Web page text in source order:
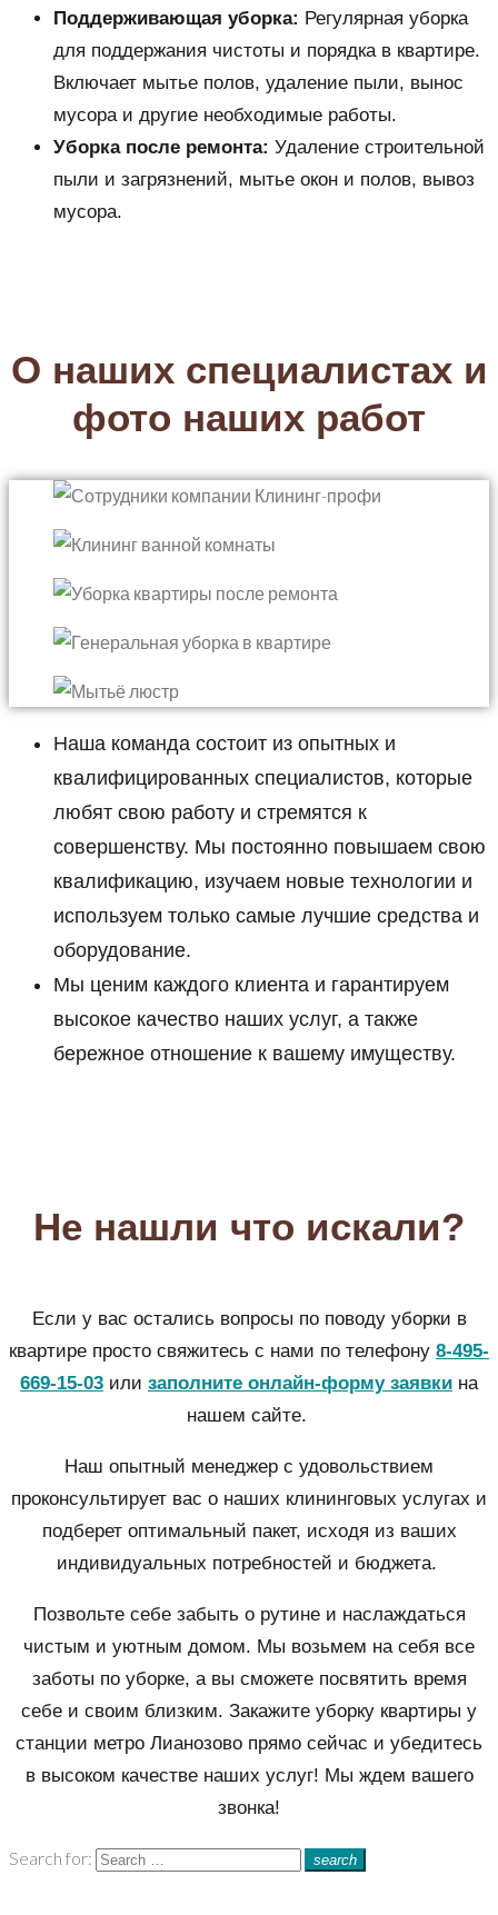
Поддерживающая уборка: Регулярная уборка
для поддержания чистоты и порядка в квартире.
Включает мытье полов, удаление пыли, вынос
мусора и другие необходимые работы.
Уборка после ремонта: Удаление строительной
пыли и загрязнений, мытье окон и полов, вывоз
мусора.
О наших специалистах и
фото наших работ
Наша команда состоит из опытных и
квалифицированных специалистов, которые
любят свою работу и стремятся к
совершенству. Мы постоянно повышаем свою
квалификацию, изучаем новые технологии и
используем только самые лучшие средства и
оборудование.
Мы ценим каждого клиента и гарантируем
высокое качество наших услуг, а также
бережное отношение к вашему имуществу.
Не нашли что искали?
Если у вас остались вопросы по поводу уборки в
квартире просто свяжитесь с нами по телефону 8-495-
669-15-03 или заполните онлайн-форму заявки на
нашем сайте.
Наш опытный менеджер с удовольствием
проконсультирует вас о наших клининговых услугах и
подберет оптимальный пакет, исходя из ваших
индивидуальных потребностей и бюджета.
Позвольте себе забыть о рутине и наслаждаться
чистым и уютным домом. Мы возьмем на себя все
заботы по уборке, а вы сможете посвятить время
себе и своим близким. Закажите уборку квартиры у
станции метро Лианозово прямо сейчас и убедитесь
в высоком качестве наших услуг! Мы ждем вашего
звонка!
Search for: search